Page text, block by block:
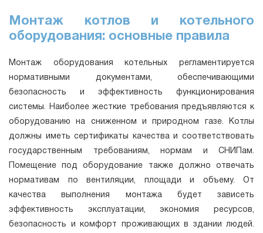
Монтаж котлов и котельного
оборудования: основные правила
Монтаж оборудования котельных регламентируется
нормативными документами, обеспечивающими
безопасность и эффективность функционирования
системы. Наиболее жесткие требования предъявляются к
оборудованию на сниженном и природном газе. Котлы
должны иметь сертификаты качества и соответствовать
государственным требованиям, нормам и СНИПам.
Помещение под оборудование также должно отвечать
нормативам по вентиляции, площади и объему. От
качества выполнения монтажа будет зависеть
эффективность эксплуатации, экономия ресурсов,
безопасность и комфорт проживающих в здании людей.